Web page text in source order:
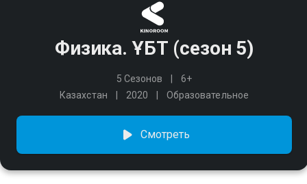
Физика. ҰБТ (сезон 5)
5 Сезонов
6+
Казахстан
2020 Образовательное
Смотреть